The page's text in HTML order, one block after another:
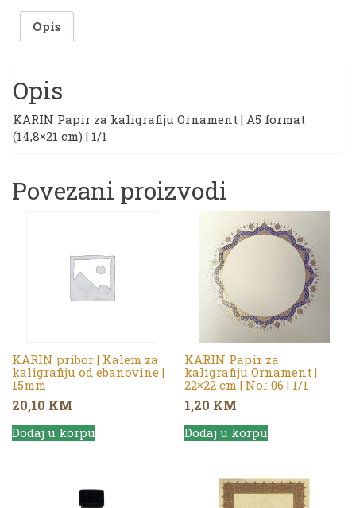
A5
format
(14,8x21
No.:
1/1
Opis
Opis
KARIN Papir za kaligrafiju Ornament | A5 format
(14,8×21 cm) | 1/1
Povezani proizvodi
KARIN pribor | Kalem za
kaligrafiju od ebanovine |
15mm
20,10 KM
Dodaj u korpu
KARIN Papir za
kaligrafiju Ornament |
22×22 cm | No.: 06 | 1/1
1,20 KM
Dodaj u korpu